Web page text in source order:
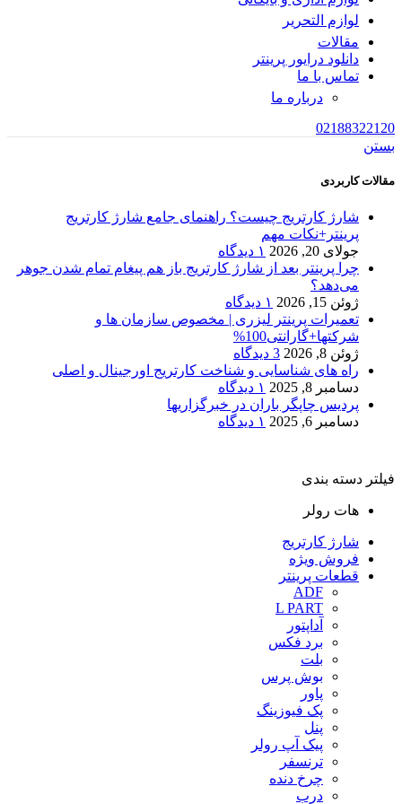
لوازم التحریر
مقالات
دانلود درایور پرینتر
تماس با ما
درباره ما
02188322120
بستن
مقالات کاربردی
شارژ کارتریج چیست؟ راهنمای جامع شارژ کارتریج
پرینتر+نکات مهم
جولای 20, 2026
۱ دیدگاه
چرا پرینتر بعد از شارژ کارتریج باز هم پیغام تمام شدن جوهر
می‌دهد؟
ژوئن 15, 2026
۱ دیدگاه
تعمیرات پرینتر لیزری | مخصوص سازمان ها و
شرکتها+گارانتی100%
ژوئن 8, 2026
3 دیدگاه
راه های شناسایی و شناخت کارتریج اورجینال و اصلی
دسامبر 8, 2025
۱ دیدگاه
پردیس چاپگر باران در خبرگزاریها
دسامبر 6, 2025
۱ دیدگاه
فیلتر دسته بندی
هات رولر
شارژ کارتریج
فروش ویژه
قطعات پرینتر
ADF
L PART
آداپتور
برد فکس
بلت
بوش پرس
پاور
پک فیوزینگ
پنل
پیک آپ رولر
ترنسفر
چرخ دنده
درب